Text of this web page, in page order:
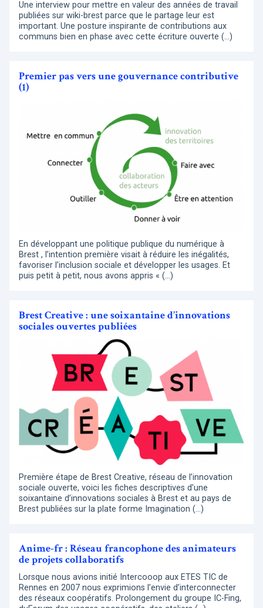
Une interview pour mettre en valeur des années de travail
publiées sur wiki-brest parce que le partage leur est
important. Une posture inspirante de contributions aux
communs bien en phase avec cette écriture ouverte (…)
Premier pas vers une gouvernance contributive
(1)
En développant une politique publique du numérique à
Brest , l’intention première visait à réduire les inégalités,
favoriser l’inclusion sociale et développer les usages. Et
puis petit à petit, nous avons appris « (…)
Brest Creative : une soixantaine d’innovations
sociales ouvertes publiées
Première étape de Brest Creative, réseau de l’innovation
sociale ouverte, voici les fiches descriptives d’une
soixantaine d’innovations sociales à Brest et au pays de
Brest publiées sur la plate forme Imagination (…)
Anime-fr : Réseau francophone des animateurs
de projets collaboratifs
Lorsque nous avions initié Intercooop aux ETES TIC de
Rennes en 2007 nous exprimions l’envie d’interconnecter
des réseaux coopératifs. Prolongement du groupe IC-Fing,